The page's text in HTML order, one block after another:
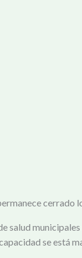
cerrado
salud
se está